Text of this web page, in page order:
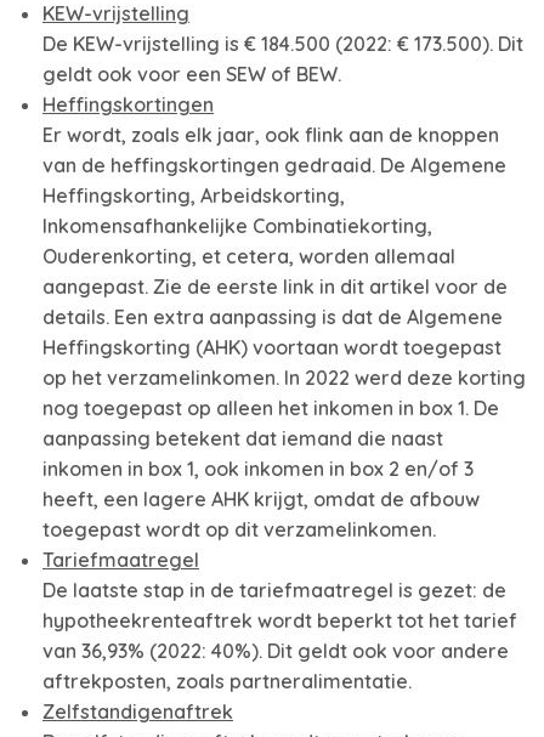
KEW-vrijstelling
De KEW-vrijstelling is € 184.500 (2022: € 173.500). Dit
geldt ook voor een SEW of BEW.
Heffingskortingen
Er wordt, zoals elk jaar, ook flink aan de knoppen
van de heffingskortingen gedraaid. De Algemene
Heffingskorting, Arbeidskorting,
Inkomensafhankelijke Combinatiekorting,
Ouderenkorting, et cetera, worden allemaal
aangepast. Zie de eerste link in dit artikel voor de
details. Een extra aanpassing is dat de Algemene
Heffingskorting (AHK) voortaan wordt toegepast
op het verzamelinkomen. In 2022 werd deze korting
nog toegepast op alleen het inkomen in box 1. De
aanpassing betekent dat iemand die naast
inkomen in box 1, ook inkomen in box 2 en/of 3
heeft, een lagere AHK krijgt, omdat de afbouw
toegepast wordt op dit verzamelinkomen.
Tariefmaatregel
De laatste stap in de tariefmaatregel is gezet: de
hypotheekrenteaftrek wordt beperkt tot het tarief
van 36,93% (2022: 40%). Dit geldt ook voor andere
aftrekposten, zoals partneralimentatie.
Zelfstandigenaftrek